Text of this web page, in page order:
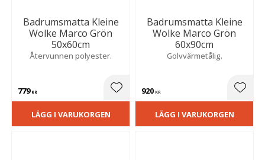
Badrumsmatta Kleine
Wolke Marco Grön
50x60cm
Återvunnen polyester.
779KR Lägg till i favoriter
LÄGG I VARUKORGEN
Badrumsmatta Kleine
Wolke Marco Grön
60x90cm
Golvvärmetålig.
920 KR
LÄGG I VARUKORGEN